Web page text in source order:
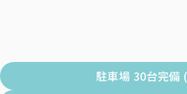
駐車場 30台完備